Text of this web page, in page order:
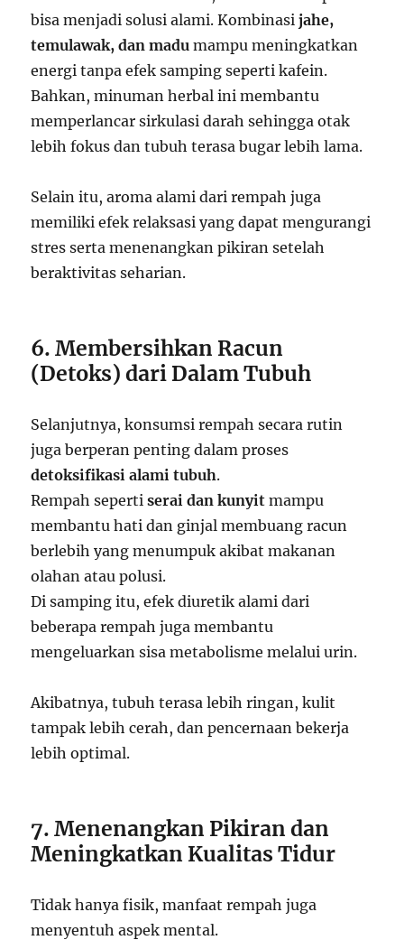
bisa menjadi solusi alami. Kombinasijahe,
temulawak, dan madu mampu meningkatkan
energi tanpa efek samping seperti kafein.
Bahkan, minuman herbal ini membantu
memperlancar sirkulasi darah sehingga otak
lebih fokus dan tubuh terasa bugar lebih lama.
Selain itu, aroma alami dari rempah juga
memiliki efek relaksasi yang dapat mengurangi
stres serta menenangkan pikiran setelah
beraktivitas seharian.
6. Membersihkan Racun
(Detoks) dari Dalam Tubuh
Selanjutnya, konsumsi rempah secara rutin
juga berperan penting dalam proses
detoksifikasi alami tubuh.
Rempah sepertiserai dan kunyit mampu
membantu hati dan ginjal membuang racun
berlebih yang menumpuk akibat makanan
olahan atau polusi.
Di samping itu, efek diuretik alami dari
beberapa rempah juga membantu
mengeluarkan sisa metabolisme melalui urin.
Akibatnya, tubuh terasa lebih ringan, kulit
tampak lebih cerah, dan pencernaan bekerja
lebih optimal.
7. Menenangkan Pikiran dan
Meningkatkan Kualitas Tidur
Tidak hanya fisik, manfaat rempah juga
menyentuh aspek mental.